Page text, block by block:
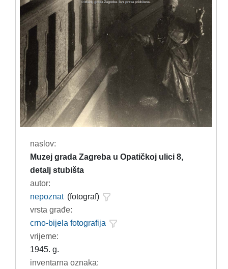
naslov:
Muzej grada Zagreba u Opatičkoj ulici 8,
detalj stubišta
autor:
nepoznat (fotograf)
vrsta građe:
crno-bijela fotografija
vrijeme:
1945. g.
inventarna oznaka: